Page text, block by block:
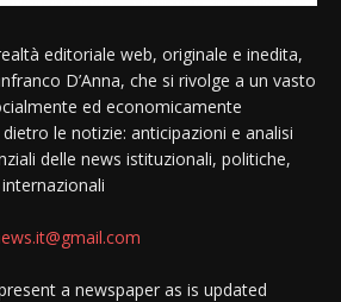
editoriale web, originale e inedita,
D’Anna, che si rivolge a un vasto
ed economicamente
le notizie: anticipazioni e analisi
delle news istituzionali, politiche,
a newspaper as is updated